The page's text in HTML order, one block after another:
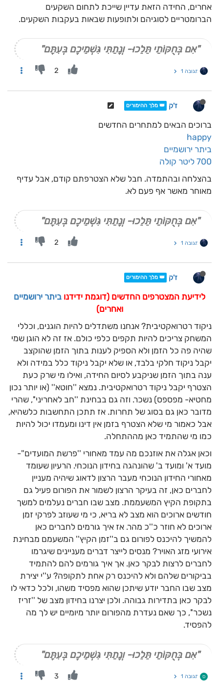
אחרים, החידה הזאת עדיין שייכת לתחום השקעים
הברומטריים לסוגיהם ולתופעות שבאות בעקבות השקעים.
"אִם בְּחֻקּוֹתַי תֵּלֵכוּ- וְנָתַתִּי גִּשְׁמֵיכֶם בְּעִתָּם"
תגובה 1 2
ז'ק 👑 מלך ההימורים
ברוכים הבאים למתחרים החדשים
happy
ביתר ירושמיים
700 ליטר קולה
בהצלחה ובהתמדה. חבל שלא הצטרפתם קודם, אבל עדיף
מאוחר מאשר אף פעם לא.
"אִם בְּחֻקּוֹתַי תֵּלֵכוּ- וְנָתַתִּי גִּשְׁמֵיכֶם בְּעִתָּם"
תגובה 1 2
ז'ק 👑 מלך ההימורים
לידיעת המצטרפים החדשים (דוגמת ידידנו ביתר ירושמיים
ואחרים)
ניקוד רטרואקטיבית? אנחנו משתדלים להיות הוגנים, וכללי
המשחק צריכים להיות תקפים כלפי כולם. אז זה לא הוגן שמי
שהיה פה כל הזמן ולא הספיק לענות בתוך הזמן שהוקצב
יקבל ניקוד חלקי בלבד, או שלא יקבל ניקוד כלל במידה ולא
ענה בתוך הזמן שניקבע לסיום החידה, ואילו מי שרק כעת
הצטרף יקבל ניקוד רטרואקטיבית. נמצא ''חוטא'' (או יותר נכון
מחטיא- מפספס) נשכר. וזה גם בבחינת ''חב לאחריני'', שהרי
מדובר כאן גם בסוג של תחרות. אז תתכן התחשבות כלשהיא,
אבל כאמור מי שלא הצטרף בזמן אין דינו ומעמדו יכול להיות
כמו מי שהתמיד כאן מההתחלה.
וכאן אגלה את אוזנכם מה עמד מאחורי ''פרשת המועדים''-
מועד א' ומועד ב' שהונהגה בחידון הנוכחי. הרעיון שעומד
מאחורי החידון הנוכחי מעבר הרצון לדאוג שיהיה מעניין
לחברים כאן, זה בעיקר הרצון לשמור את הפורום פעיל גם
בתקופת הקיץ המשעממת. מצב שבו חברים נעלמים למשך
חודשים ארוכים הוא מצב לא בריא, כי מי שעוזב לפרקי זמן
ארוכים לא חוזר כ''כ מהר. אז איך גורמים לחברים כאן
להמשיך להיכנס לפורום גם ב''זמן הקיץ'' המשעמם מבחינת
אירועי מזג האויר? מנסים לייצר דברים מעניינים שיגרמו
לחברים לרצות לבקר כאן. אך איך גורמים להם להתמיד
בביקורים שלהם ולא להיכנס רק אחת לתקופה? ע''י יצירת
מצב שבו החבר יודע שיתכן שהוא מפסיד משהו, ולכל כדאי לו
לבקר כאן בתדירות גבוהה. ולכן יצרנו בחידון מצב של ''זריז
נשכר'', כך שאם נעדרת מהפורום יותר מיומיים יש לך מה
להפסיד.
"אִם בְּחֻקּוֹתַי תֵּלֵכוּ- וְנָתַתִּי גִּשְׁמֵיכֶם בְּעִתָּם"
ס תגובה 1 3